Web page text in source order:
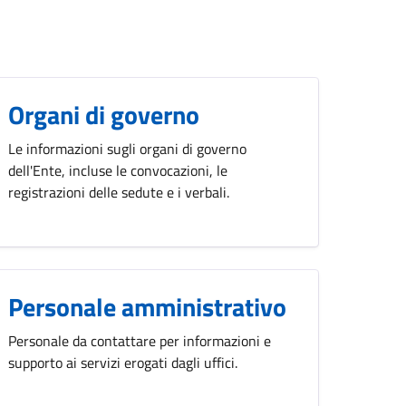
Organi di governo
Le informazioni sugli organi di governo
dell'Ente, incluse le convocazioni, le
registrazioni delle sedute e i verbali.
Personale amministrativo
Personale da contattare per informazioni e
supporto ai servizi erogati dagli uffici.